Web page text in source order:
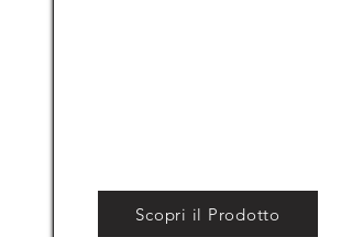
Scopri il Prodotto